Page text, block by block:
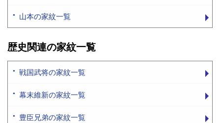
山本の家紋一覧
歴史関連の家紋一覧
戦国武将の家紋一覧
幕末維新の家紋一覧
豊臣兄弟の家紋一覧